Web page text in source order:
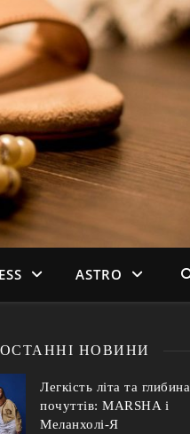
ASTRO
ОСТАННІ НОВИНИ
Легкість літа та глибина
почуттів: MARSHA і
Меланхолі-Я